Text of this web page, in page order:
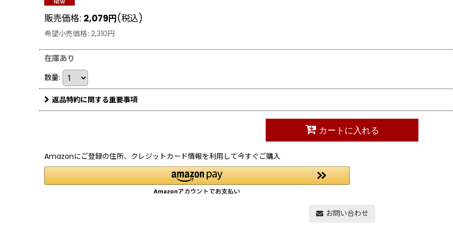
販売価格: 2,079円(税込)
希望小売価格: 2,310円
在庫あり
数量:
返品特約に関する重要事項
カートに入れる
Amazonにご登録の住所、クレジットカード情報を利用して今すぐご購入
お問い合わせ